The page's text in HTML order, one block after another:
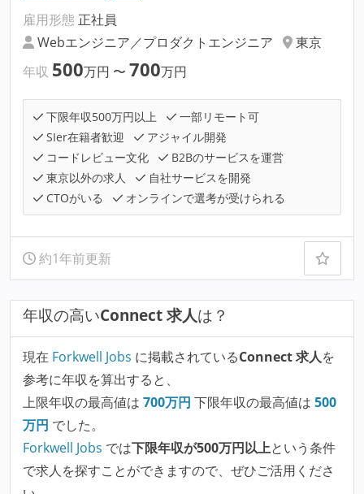
雇用形態 正社員
Webエンジニア／プロダクトエンジニア
東京
年収 500万円 〜 700万円
下限年収500万円以上
一部リモート可
SIer在籍者歓迎
アジャイル開発
コードレビュー文化
B2Bのサービスを運営
東京以外の求人
自社サービスを開発
CTOがいる
オンラインで選考が受けられる
約1年前更新
年収の高いConnect 求人は？
現在 Forkwell Jobs に掲載されているConnect 求人を
参考に年収を算出すると、
上限年収の最高値は 700万円 下限年収の最高値は 500
万円 でした。
Forkwell Jobs では下限年収が500万円以上という条件
で求人を探すことができますので、ぜひご活用くださ